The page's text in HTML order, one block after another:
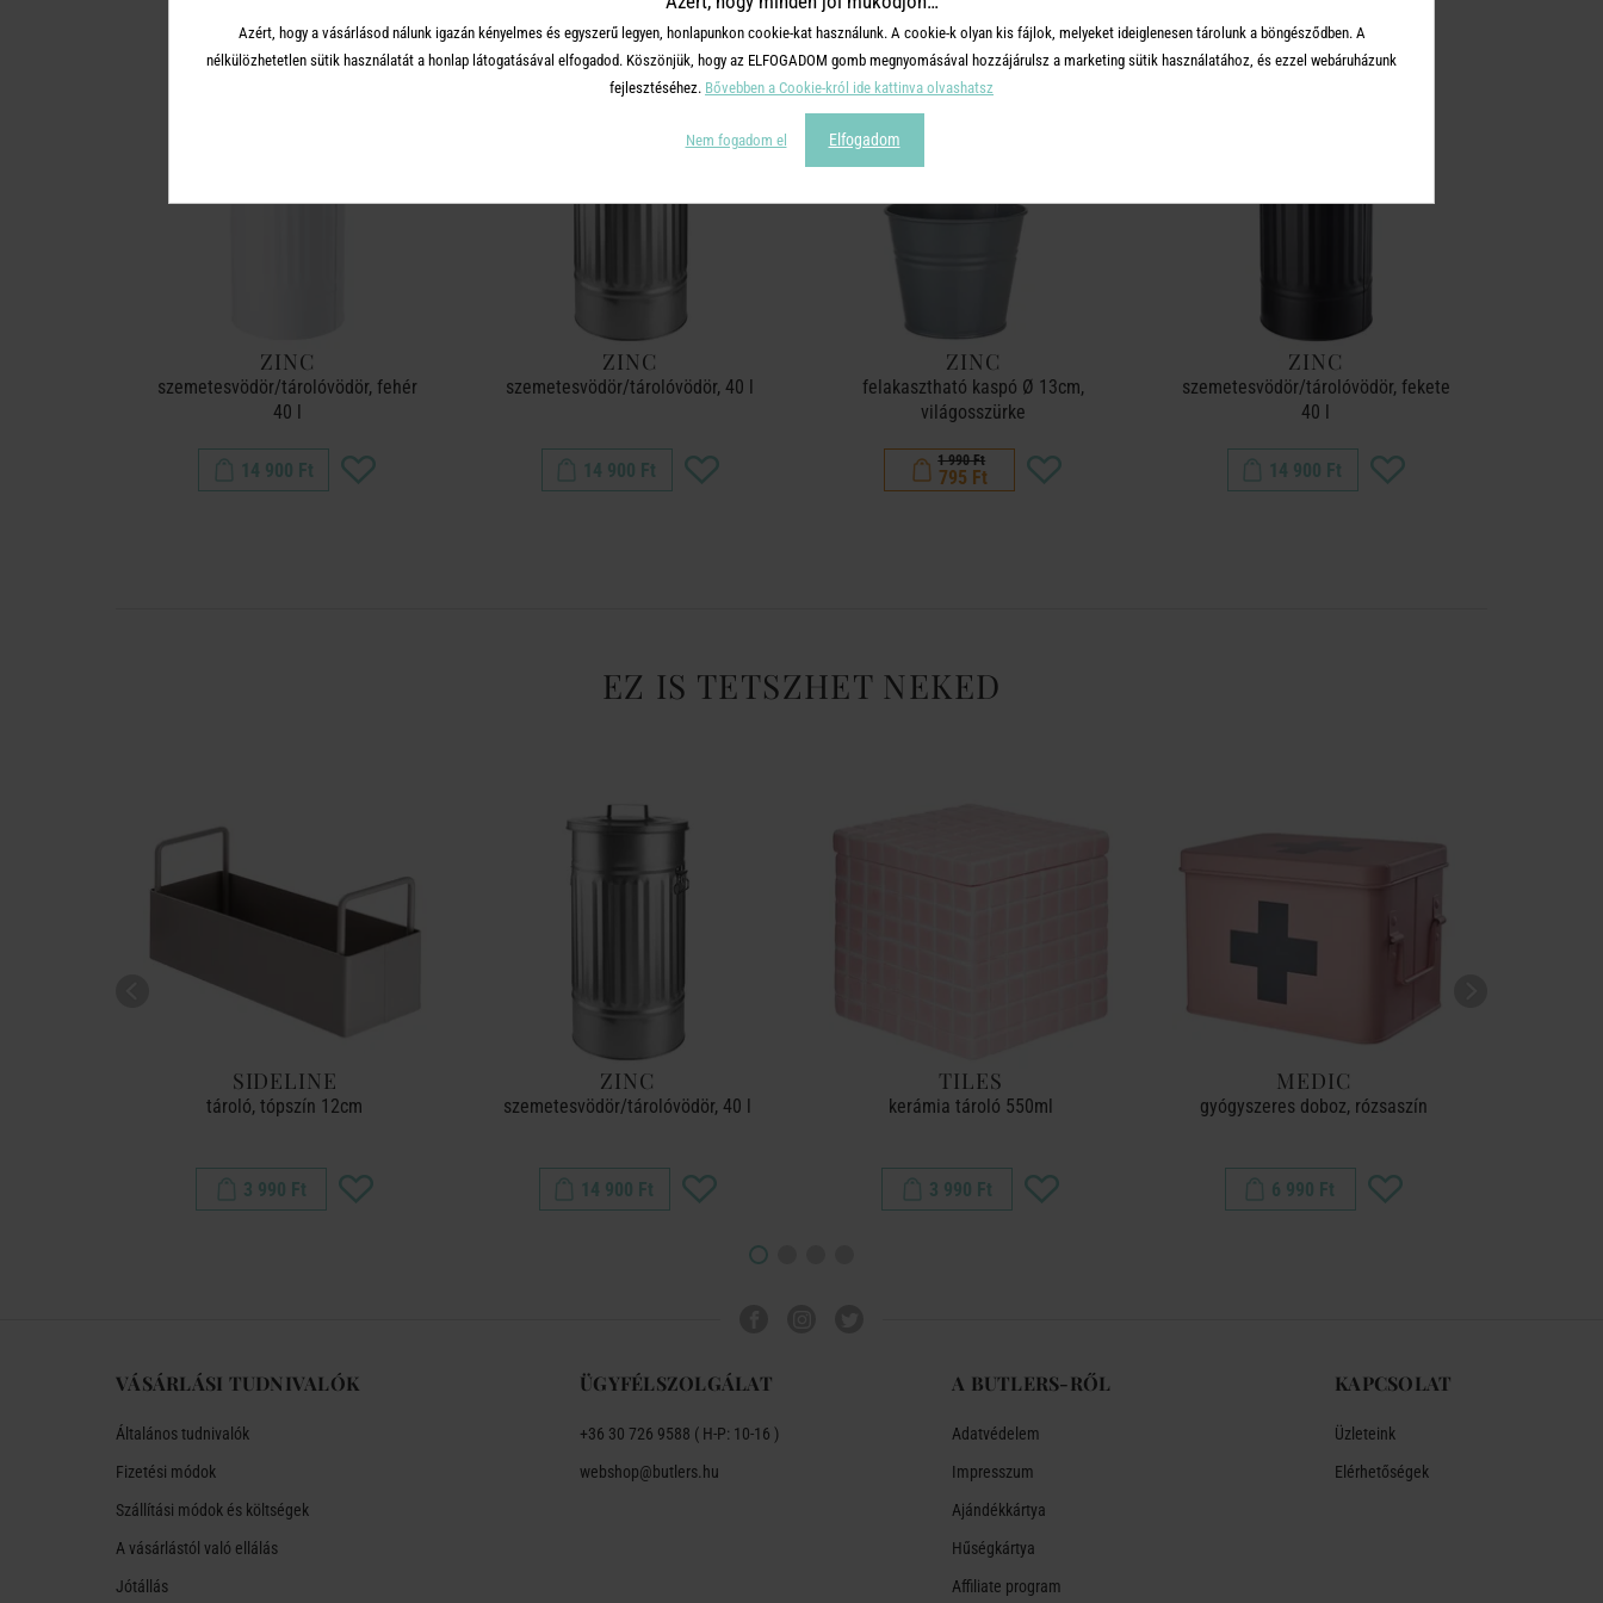
ZINC
szemetesvödör/tárolóvödör, fehér
40 l
14 900 Ft
ZINC
szemetesvödör/tárolóvödör, 40 l
14 900 Ft
-60%
ZINC
felakasztható kaspó Ø 13cm,
világosszürke
1 990 Ft
795 Ft
ZINC
szemetesvödör/tárolóvödör, fekete
40 l
14 900 Ft
EZ IS TETSZHET NEKED
SIDELINE
tároló, tópszín 12cm
3 990 Ft
ZINC
szemetesvödör/tárolóvödör, 40 l
14 900 Ft
TILES
kerámia tároló 550ml
3 990 Ft
MEDIC
gyógyszeres doboz, rózsaszín
6 990 Ft
VÁSÁRLÁSI TUDNIVALÓK
Általános tudnivalók
Fizetési módok
Szállítási módok és költségek
A vásárlástól való ellálás
Jótállás
ÜGYFÉLSZOLGÁLAT
+36 30 726 9588 ( H-P: 10-16 )
webshop@butlers.hu
A BUTLERS-RŐL
Adatvédelem
Impresszum
Ajándékkártya
Hűségkártya
Affiliate program
KAPCSOLAT
Üzleteink
Elérhetőségek
Azért, hogy a vásárlásod nálunk igazán kényelmes és egyszerű legyen, honlapunkon cookie-kat használunk. A cookie-k olyan kis fájlok, melyeket ideiglenesen tárolunk a böngésződben. A
nélkülözhetetlen sütik használatát a honlap látogatásával elfogadod. Köszönjük, hogy az ELFOGADOM gomb megnyomásával hozzájárulsz a marketing sütik használatához, és ezzel webáruházunk
fejlesztéséhez. Bővebben a Cookie-król ide kattinva olvashatsz
Nem fogadom el Elfogadom